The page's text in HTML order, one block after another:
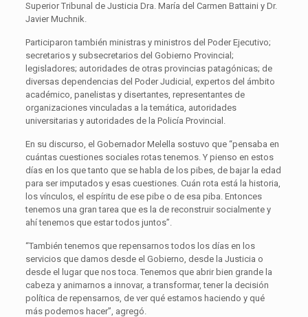
Superior Tribunal de Justicia Dra. María del Carmen Battaini y Dr.
Javier Muchnik.
Participaron también ministras y ministros del Poder Ejecutivo;
secretarios y subsecretarios del Gobierno Provincial;
legisladores; autoridades de otras provincias patagónicas; de
diversas dependencias del Poder Judicial, expertos del ámbito
académico, panelistas y disertantes, representantes de
organizaciones vinculadas a la temática, autoridades
universitarias y autoridades de la Policía Provincial.
En su discurso, el Gobernador Melella sostuvo que “pensaba en
cuántas cuestiones sociales rotas tenemos. Y pienso en estos
días en los que tanto que se habla de los pibes, de bajar la edad
para ser imputados y esas cuestiones. Cuán rota está la historia,
los vínculos, el espíritu de ese pibe o de esa piba. Entonces
tenemos una gran tarea que es la de reconstruir socialmente y
ahí tenemos que estar todos juntos”.
“También tenemos que repensarnos todos los días en los
servicios que damos desde el Gobierno, desde la Justicia o
desde el lugar que nos toca. Tenemos que abrir bien grande la
cabeza y animarnos a innovar, a transformar, tener la decisión
política de repensarnos, de ver qué estamos haciendo y qué
más podemos hacer”, agregó.